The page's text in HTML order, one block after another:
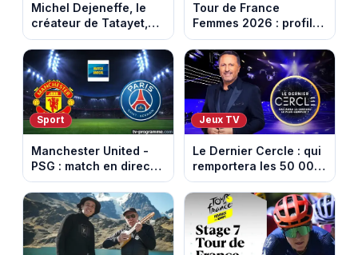
Michel Dejeneffe, le
créateur de Tatayet,
est mort à 77 ans
Tour de France
Femmes 2026 : profil
et horaires de la 8e
étape entre Sisteron et
Nice
Sport
Manchester United -
PSG : match en direct
sur beIN Sports 1 à
17h00
Jeux TV
Le Dernier Cercle : qui
remportera les 50 000
euros face aux
personnalités ?